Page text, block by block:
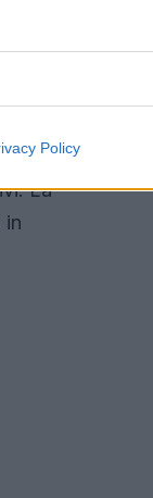
Policy
La
in